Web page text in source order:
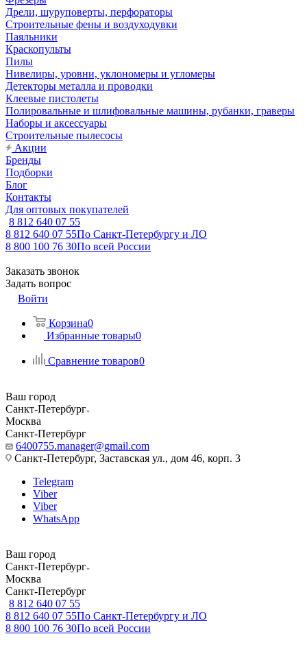
Дрели, шуруповерты, перфораторы
Строительные фены и воздуходувки
Паяльники
Краскопульты
Пилы
Нивелиры, уровни, уклономеры и угломеры
Детекторы металла и проводки
Клеевые пистолеты
Полировальные и шлифовальные машины, рубанки, граверы
Наборы и аксессуары
Строительные пылесосы
Акции
Бренды
Подборки
Блог
Контакты
Для оптовых покупателей
8 812 640 07 55
8 812 640 07 55По Санкт-Петербургу и ЛО
8 800 100 76 30По всей России
Заказать звонок
Задать вопрос
Войти
Корзина0
Избранные товары0
Сравнение товаров0
Ваш город
Санкт-Петербург
Москва
Санкт-Петербург
6400755.manager@gmail.com
Санкт-Петербург, Заставская ул., дом 46, корп. 3
Telegram
Viber
Viber
WhatsApp
Ваш город
Санкт-Петербург
Москва
Санкт-Петербург
8 812 640 07 55
8 812 640 07 55По Санкт-Петербургу и ЛО
8 800 100 76 30По всей России